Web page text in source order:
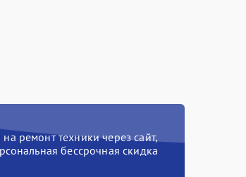
ремонт техники через сайт,
бессрочная скидка